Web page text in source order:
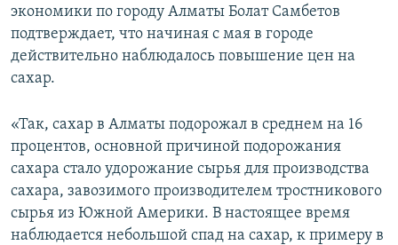
экономики по городу Алматы Болат Самбетов
подтверждает, что начиная с мая в городе
действительно наблюдалось повышение цен на
сахар.
«Так, сахар в Алматы подорожал в среднем на 16
процентов, основной причиной подорожания
сахара стало удорожание сырья для производства
сахара, завозимого производителем тростникового
сырья из Южной Америки. В настоящее время
наблюдается небольшой спад на сахар, к примеру в